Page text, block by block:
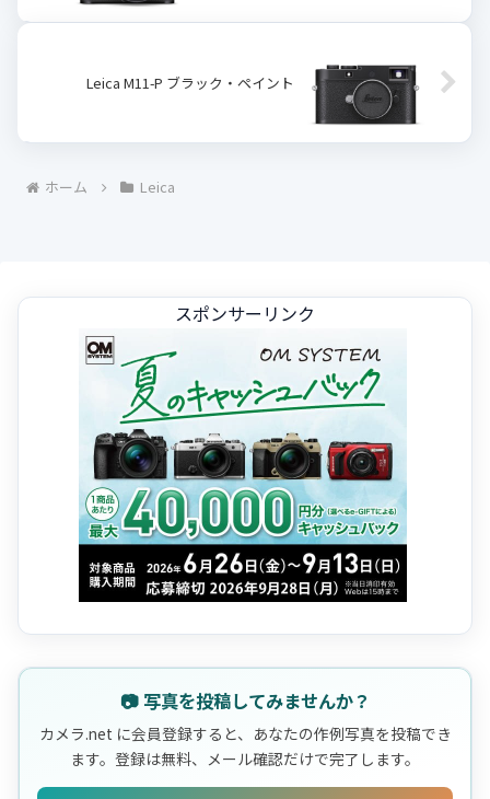
Leica M11-P ブラック・ペイント
ホーム Leica
スポンサーリンク
📷 写真を投稿してみませんか？
カメラ.net に会員登録すると、あなたの作例写真を投稿でき
ます。登録は無料、メール確認だけで完了します。